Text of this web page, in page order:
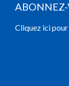
ABONNEZ-
Cliquez ici